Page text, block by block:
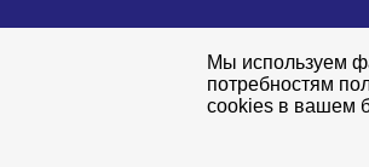
Мы используем
потребностям
cookies в вашем